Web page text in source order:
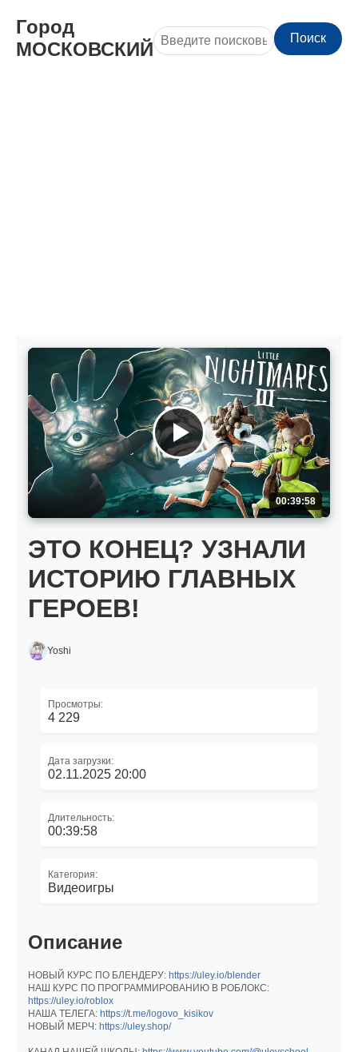
Город
МОСКОВСКИЙ
Поиск
00:39:58
ЭТО КОНЕЦ? УЗНАЛИ
ИСТОРИЮ ГЛАВНЫХ
ГЕРОЕВ!
Yoshi
Просмотры:
4 229
Дата загрузки:
02.11.2025 20:00
Длительность:
00:39:58
Категория:
Видеоигры
Описание
НОВЫЙ КУРС ПО БЛЕНДЕРУ: https://uley.io/blender
НАШ КУРС ПО ПРОГРАММИРОВАНИЮ В РОБЛОКС:
https://uley.io/roblox
НАША ТЕЛЕГА: https://t.me/logovo_kisikov
НОВЫЙ МЕРЧ: https://uley.shop/